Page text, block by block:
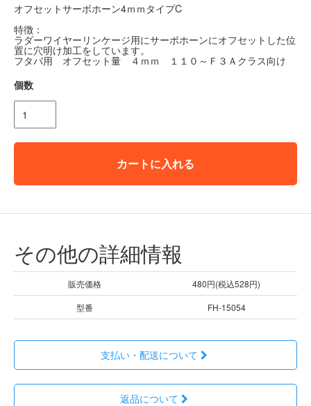
オフセットサーボホーン4ｍｍタイプC
特徴：
ラダーワイヤーリンケージ用にサーボホーンにオフセットした位
置に穴明け加工をしています。
フタバ用 オフセット量 ４ｍｍ １１０～Ｆ３Ａクラス向け
個数
カートに入れる
その他の詳細情報
販売価格
480円(税込528円)
型番
FH-15054
支払い・配送について
返品について